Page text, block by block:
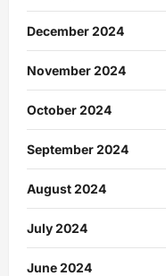
December 2024
November 2024
October 2024
September 2024
August 2024
July 2024
June 2024